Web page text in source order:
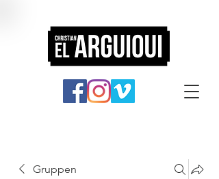
Gruppen